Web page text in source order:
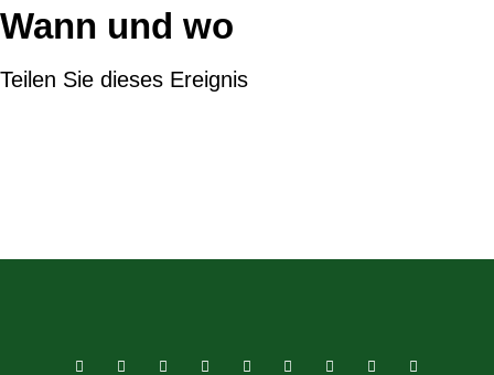
Wann und wo
Teilen Sie dieses Ereignis